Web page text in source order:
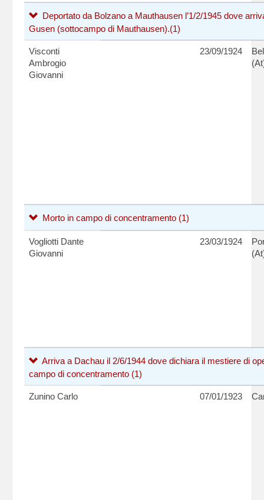
Deportato da Bolzano a Mauthausen l’1/2/1945 dove
Gusen (sottocampo di Mauthausen).(1)
Visconti
Ambrogio
Giovanni
23/09/1924
Morto in campo di concentramento (1)
Vogliotti Dante
Giovanni
23/03/1924
Arriva a Dachau il 2/6/1944 dove dichiara il mestiere di
campo di concentramento (1)
Zunino Carlo 07/01/1923